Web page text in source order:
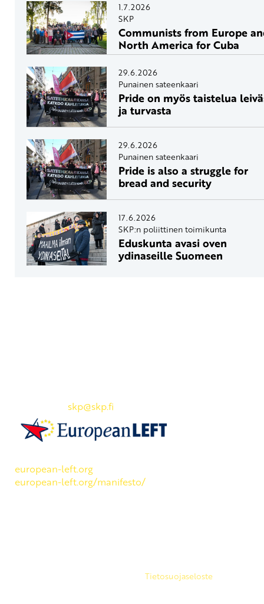
1.7.2026
SKP
Communists from Europe
North America for Cuba
29.6.2026
Punainen sateenkaari
Pride on myös taistelua
ja turvasta
29.6.2026
Punainen sateenkaari
Pride is also a struggle for
bread and security
17.6.2026
SKP:n poliittinen toimikunta
Eduskunta avasi oven
ydinaseille Suomeen
skp@skp.fi
european-left.org
european-left.org/manifesto/
Tietosuojaseloste